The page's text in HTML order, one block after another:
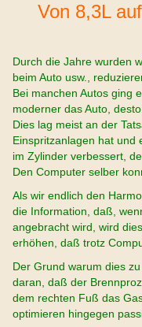
Von 8,3L
Durch die Jahre wurden
beim Auto usw.,
Bei manchen Autos ging
moderner das Auto,
Dies lag meist an der
Einspritzanlagen hat und
im Zylinder verbessert,
Den Computer selber
Als wir endlich den
die Information, daß,
angebracht wird, wird
erhöhen, daß trotz
Der Grund warum dies
daran, daß der
dem rechten Fuß das
optimieren hingegen